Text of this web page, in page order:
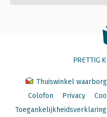
PRETTIG
Thuiswinkel waarborg
Colofon
Privacy
Toegankelijkheidsverklaring